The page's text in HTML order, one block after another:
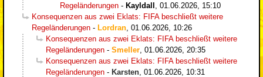
Regeländerungen - Kayldall 01.06.2026, 15:10
Konsequenzen aus zwei Eklats: FIFA beschließt weitere
Regeländerungen - Lordran 01.06.2026, 10:26
Konsequenzen aus zwei Eklats: FIFA beschließt weitere
Regeländerungen - Smeller 01.06.2026, 20:35
Konsequenzen aus zwei Eklats: FIFA beschließt weitere
Regeländerungen - Karsten 01.06.2026, 10:31